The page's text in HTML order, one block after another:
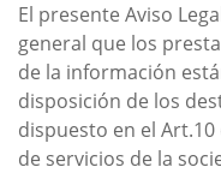
El presente Aviso
general que los
de la información
disposición de los
dispuesto en el Art.10
de servicios de la